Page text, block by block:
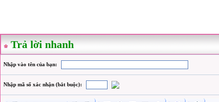
Trả lời nhanh
Nhập vào tên của bạn:
Nhập mã số xác nhận (bắt buộc):